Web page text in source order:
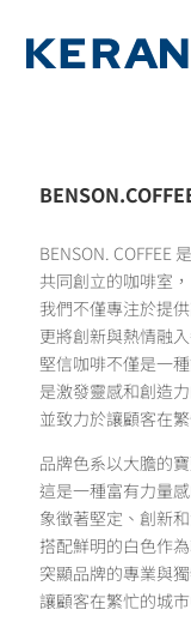
BENSON. COFFEE
共同創立的咖啡室，
我們不僅專注於提
更將創新與熱情融
堅信咖啡不僅是一
是激發靈感和創造
並致力於讓顧客在
品牌色系以大膽的
這是一種富有力量感
象徵著堅定、創新和
搭配鮮明的白色作為
突顯品牌的專業與獨
讓顧客在繁忙的城